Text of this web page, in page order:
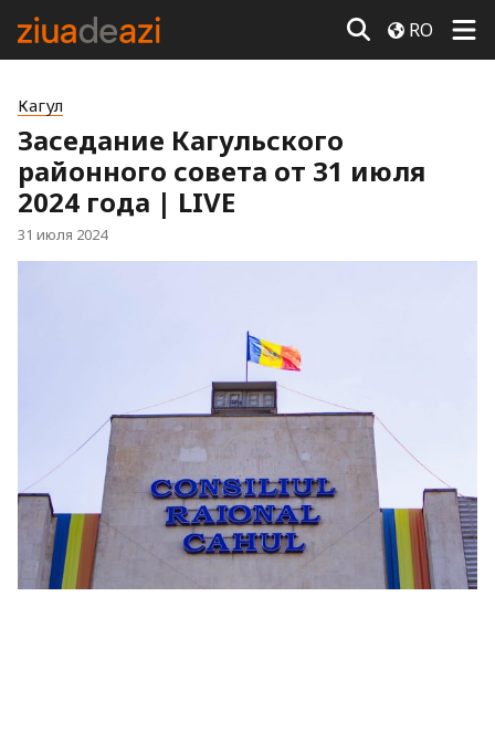
RO
Кагул
Заседание Кагульского
районного совета от 31 июля
2024 года | LIVE
31 июля 2024